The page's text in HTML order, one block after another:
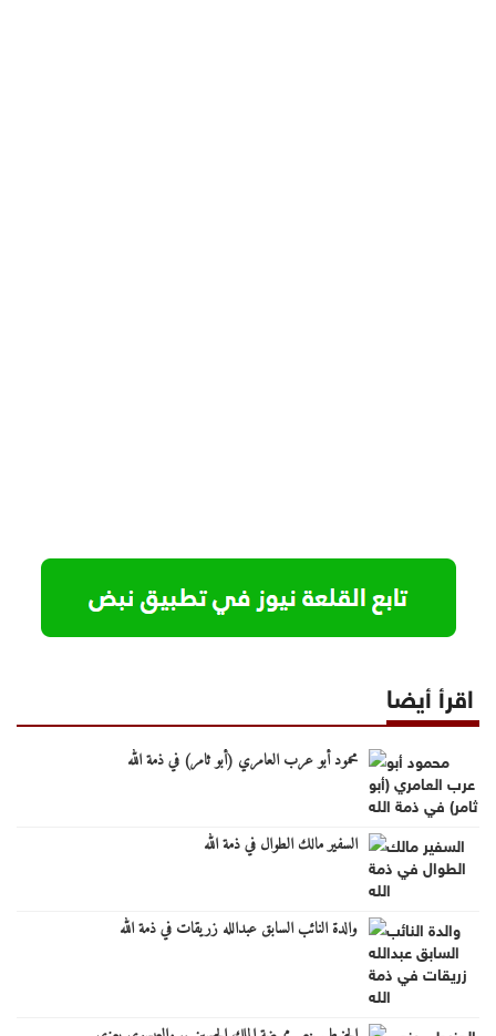
اقرأ أيضا
محمود أبو عرب العامري (أبو ثامر) في ذمة الله
السفير مالك الطوال في ذمة الله
والدة النائب السابق عبدالله زريقات في ذمة الله